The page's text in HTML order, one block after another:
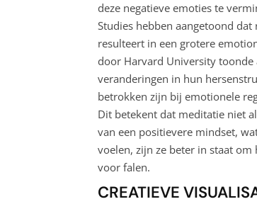
deze negatieve emoties te
Studies hebben aangetoond
resulteert in een grotere
door Harvard University toonde
veranderingen in hun
betrokken zijn bij emotionele
Dit betekent dat meditatie niet
van een positievere mindset,
voelen, zijn ze beter in staat
voor falen.
CREATIEVE